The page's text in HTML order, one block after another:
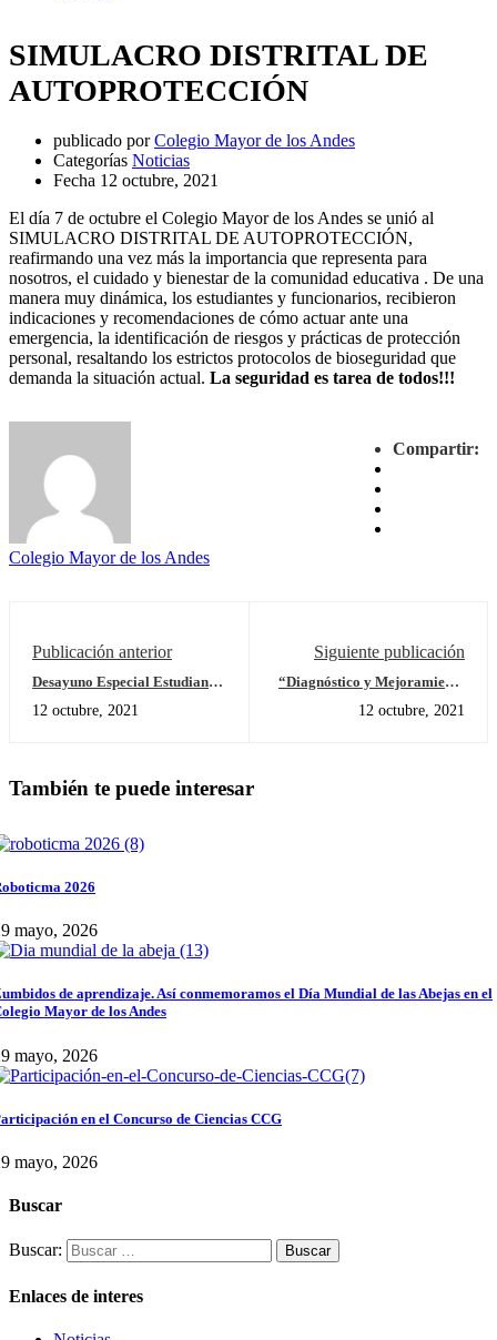
SIMULACRO DISTRITAL DE
AUTOPROTECCIÓN
publicado por Colegio Mayor de los Andes
Categorías Noticias
Fecha 12 octubre, 2021
El día 7 de octubre el Colegio Mayor de los Andes se unió al
SIMULACRO DISTRITAL DE AUTOPROTECCIÓN,
reafirmando una vez más la importancia que representa para
nosotros, el cuidado y bienestar de la comunidad educativa . De una
manera muy dinámica, los estudiantes y funcionarios, recibieron
indicaciones y recomendaciones de cómo actuar ante una
emergencia, la identificación de riesgos y prácticas de protección
personal, resaltando los estrictos protocolos de bioseguridad que
demanda la situación actual. La seguridad es tarea de todos!!!
Compartir:
Colegio Mayor de los Andes
Publicación anterior
Desayuno Especial Estudiantes
12 octubre, 2021
Siguiente publicación
“Diagnóstico y Mejoramiento
CMA”
12 octubre, 2021
También te puede interesar
2026
mayo, 2026
de aprendizaje. Así conmemoramos el Día Mundial de las Abejas en el
Mayor de los Andes
mayo, 2026
en el Concurso de Ciencias CCG
mayo, 2026
Buscar
Buscar:
Enlaces de interes